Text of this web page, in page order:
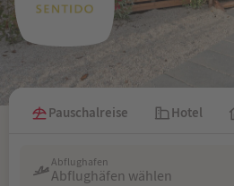
Pauschalreise Hotel
Abflughafen
Abflughäfen wählen